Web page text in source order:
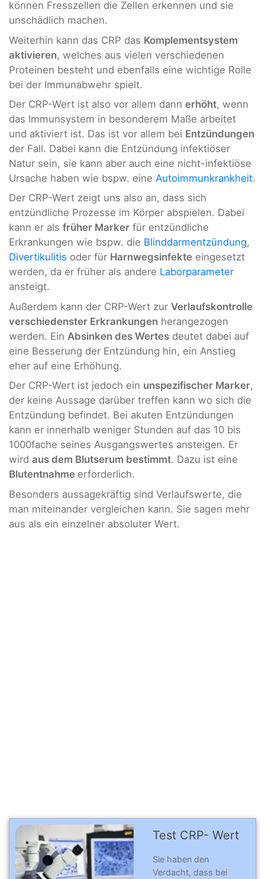
können Fresszellen die Zellen erkennen und sie
unschädlich machen.
Weiterhin kann das CRP das Komplementsystem
aktivieren, welches aus vielen verschiedenen
Proteinen besteht und ebenfalls eine wichtige Rolle
bei der Immunabwehr spielt.
Der CRP-Wert ist also vor allem dann erhöht, wenn
das Immunsystem in besonderem Maße arbeitet
und aktiviert ist. Das ist vor allem bei Entzündungen
der Fall. Dabei kann die Entzündung infektiöser
Natur sein, sie kann aber auch eine nicht-infektiöse
Ursache haben wie bspw. eine Autoimmunkrankheit.
Der CRP-Wert zeigt uns also an, dass sich
entzündliche Prozesse im Körper abspielen. Dabei
kann er als früher Marker für entzündliche
Erkrankungen wie bspw. die Blinddarmentzündung,
Divertikulitis oder für Harnwegsinfekte eingesetzt
werden, da er früher als andere Laborparameter
ansteigt.
Außerdem kann der CRP-Wert zur Verlaufskontrolle
verschiedenster Erkrankungen herangezogen
werden. Ein Absinken des Wertes deutet dabei auf
eine Besserung der Entzündung hin, ein Anstieg
eher auf eine Erhöhung.
Der CRP-Wert ist jedoch ein unspezifischer Marker,
der keine Aussage darüber treffen kann wo sich die
Entzündung befindet. Bei akuten Entzündungen
kann er innerhalb weniger Stunden auf das 10 bis
1000fache seines Ausgangswertes ansteigen. Er
wird aus dem Blutserum bestimmt. Dazu ist eine
Blutentnahme erforderlich.
Besonders aussagekräftig sind Verlaufswerte, die
man miteinander vergleichen kann. Sie sagen mehr
aus als ein einzelner absoluter Wert.
Test CRP- Wert
Sie haben den
Verdacht, dass bei